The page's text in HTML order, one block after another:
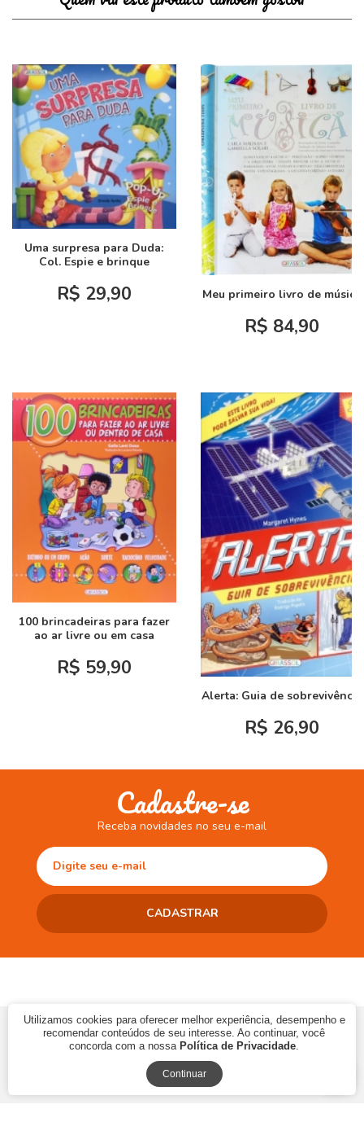
Uma surpresa para Duda:
Col. Espie e brinque
R$ 29,90 Meu primeiro livro de música
R$ 84,90
100 brincadeiras para fazer
ao ar livre ou em casa
R$ 59,90
Alerta: Guia de sobrevivência
R$ 26,90
Cadastre-se
Receba novidades no seu e-mail
© 2017 CAMINHO DA LEITURA LTDA | CNPJ: 10.868.273/0001-06 | Ins.
Estadual: 90483286-33
Utilizamos cookies para oferecer melhor experiência, desempenho e
recomendar conteúdos de seu interesse. Ao continuar, você
concorda com a nossa Política de Privacidade.
Continuar